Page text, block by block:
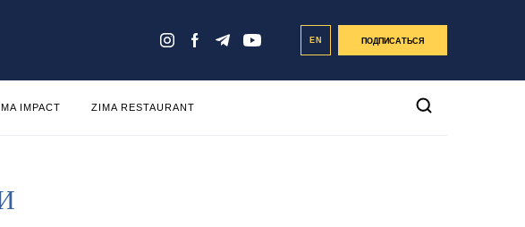
EN ПОДПИСАТЬСЯ
IMPACT ZIMA RESTAURANT